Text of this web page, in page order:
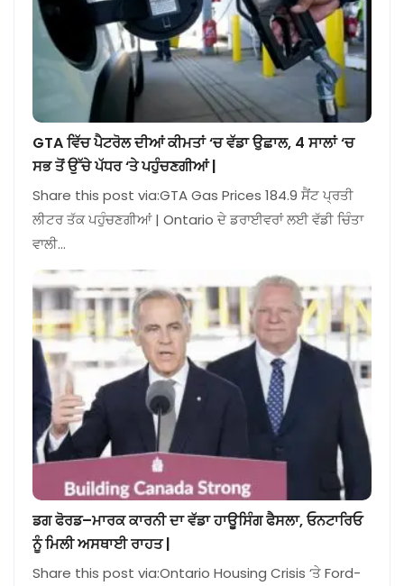
GTA ਵਿੱਚ ਪੈਟਰੋਲ ਦੀਆਂ ਕੀਮਤਾਂ ‘ਚ ਵੱਡਾ ਉਛਾਲ, 4 ਸਾਲਾਂ ‘ਚ
ਸਭ ਤੋਂ ਉੱਚੇ ਪੱਧਰ ‘ਤੇ ਪਹੁੰਚਣਗੀਆਂ |
Share this post via:GTA Gas Prices 184.9 ਸੈਂਟ ਪ੍ਰਤੀ
ਲੀਟਰ ਤੱਕ ਪਹੁੰਚਣਗੀਆਂ | Ontario ਦੇ ਡਰਾਈਵਰਾਂ ਲਈ ਵੱਡੀ ਚਿੰਤਾ
ਵਾਲੀ…
ਡਗ ਫੋਰਡ–ਮਾਰਕ ਕਾਰਨੀ ਦਾ ਵੱਡਾ ਹਾਊਸਿੰਗ ਫੈਸਲਾ, ਓਨਟਾਰਿਓ
ਨੂੰ ਮਿਲੀ ਅਸਥਾਈ ਰਾਹਤ |
Share this post via:Ontario Housing Crisis ‘ਤੇ Ford-